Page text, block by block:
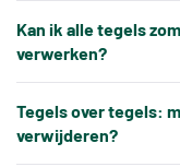
een eigen
een natuurproduct
temperaturen
een klein
Kan ik alle tegels
verwerken?
gewenst patroon
Tegels hebben altijd
Tegels over tegels:
verwijderen?